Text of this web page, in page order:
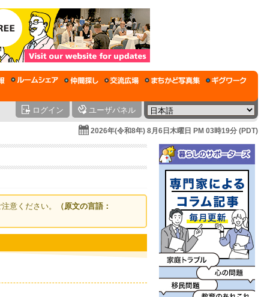
ログイン ユーザパネル
2026年(令和8年) 8月6日木曜日 PM 03時19分 (PDT)
意ください。
（原文の言語：